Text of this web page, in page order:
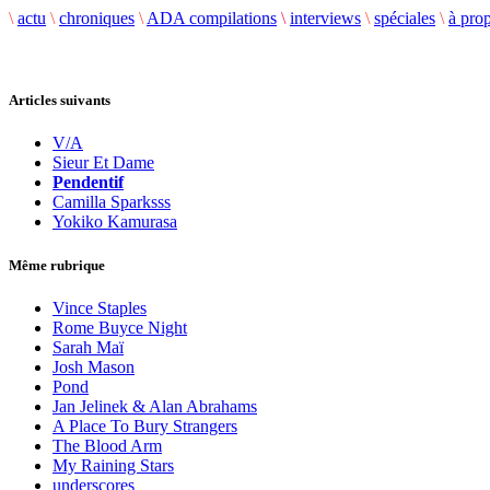
\ actu \ chroniques \ ADA compilations \ interviews \ spéciales \ à
Articles suivants
V/A
Sieur Et Dame
Pendentif
Camilla Sparksss
Yokiko Kamurasa
Même rubrique
Vince Staples
Rome Buyce Night
Sarah Maï
Josh Mason
Pond
Jan Jelinek & Alan Abrahams
A Place To Bury Strangers
The Blood Arm
My Raining Stars
underscores